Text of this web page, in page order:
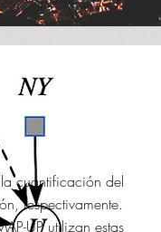
cuantificación del
respectivamente.
UP utilizan estas